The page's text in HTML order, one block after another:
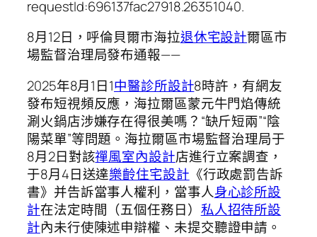
requestId:696137fac27918.26351040.
8月12日，呼倫貝爾市海拉退休宅設計爾區市
場監督治理局發布通報——
2025年8月1日1中醫診所設計8時許，有網友
發布短視頻反應，海拉爾區蒙元牛門焰傳統
涮火鍋店涉嫌存在得很美嗎？“缺斤短兩”“陰
陽菜單”等問題。海拉爾區市場監督治理局于
8月2日對該禪風室內設計店進行立案調查，
于8月4日送達樂齡住宅設計 《行政處罰告訴
書》并告訴當事人權利，當事人身心診所設
計在法定時間（五個任務日） 私人招待所設
計內未行使陳述申辯權、未提交聽證申請。